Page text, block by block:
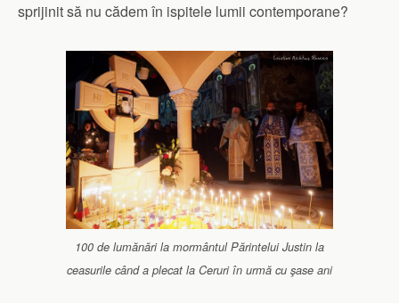
sprijinit să nu cădem în ispitele lumii contemporane?
100 de lumănări la mormântul Părintelui Justin la
ceasurile când a plecat la Ceruri în urmă cu şase ani